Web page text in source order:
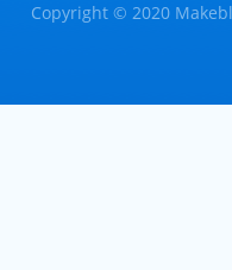
Copyright © 2020